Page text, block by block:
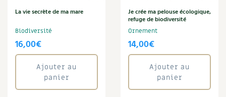
BD : La folle histoire des plantes
Claire Desmares-Poirrier
Claude Aubert
Claudine Luu
Climat
Compost
Conservation
Cuisine saine
La vie secrète de ma mare
Biodiversité
16,00€
Ajouter au
panier
Je crée ma pelouse écologique,
refuge de biodiversité
Ornement
14,00€
Ajouter au
panier